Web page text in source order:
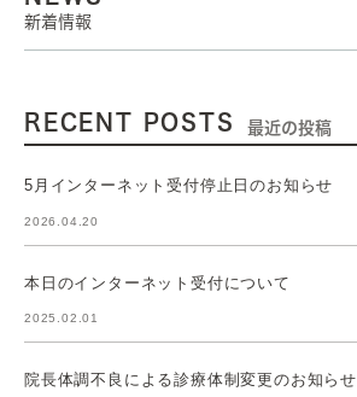
新着情報
RECENT POSTS 最近の投稿
5月インターネット受付停止日のお知らせ
2026.04.20
本日のインターネット受付について
2025.02.01
院長体調不良による診療体制変更のお知らせ